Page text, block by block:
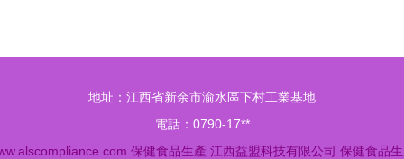
地址：江西省新余市渝水區下村工業基地
電話：0790-17**
保健食品生產 江西益盟科技有限公司 保健食品